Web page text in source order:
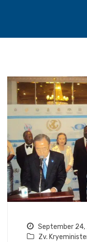
September 24,
Zv.